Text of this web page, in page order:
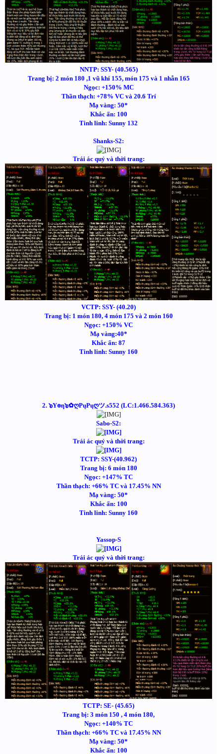
NNTP: SSY- (40.565)
Trang bị: 2 món 180 ,1 vũ khí 155, món 175 và 1 nhẫn 165
Ngọc: +150% MC
Thần thạch: +78% VC và 20.6 Trí
Mạ vàng: 50*
Khắc ấn: 100
Tinh linh: Sunny 132
Shanks-S2:
Trái ác quỷ và thời trang:
VCTP: SSY- (40.20)
Trang bị: 1 món 180, 4 món 175 và 2 món 160
Ngọc: +150% VC
Mạ vàng:40*
Khắc ấn: 87
Tinh linh: Sunny 160
2. ๖Y๏ƞ๖✿ღPųPųღツ.s552 (LC:1.466.584.363)
Sabo-S2:
Trái ác quỷ và thời trang:
TCTP: SSY-(40.962)
Trang bị: 6 món 180
Ngọc: +147% TC
Thần thạch: +66% TC và 17.45% NN
Mạ vàng: 50*
Khắc ấn: 100
Tinh linh: Sunny 160
Yassop-S
Trái ác quỷ và thời trang:
TCTP: SE- (45.65)
Trang bị: 3 món 150 , 4 món 180,
Ngọc: +140% TC
Thần thạch: +66% TC và 17.45% NN
Mạ vàng: 50*
Khắc ấn: 100